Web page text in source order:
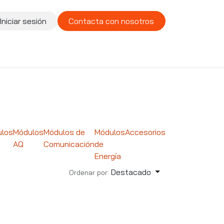
Iniciar sesión Contacta con nosotros
Módulos
AQ
Módulos de
Comunicación
Módulos
de
Energía
Accesorios
Ordenar por: Destacado